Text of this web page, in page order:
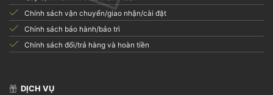
Chính sách vận chuyển/giao nhận/cài đặt
Chính sách bảo hành/bảo trì
Chính sách đổi/trả hàng và hoàn tiền
DỊCH VỤ